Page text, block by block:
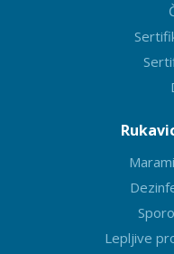
Lepljive